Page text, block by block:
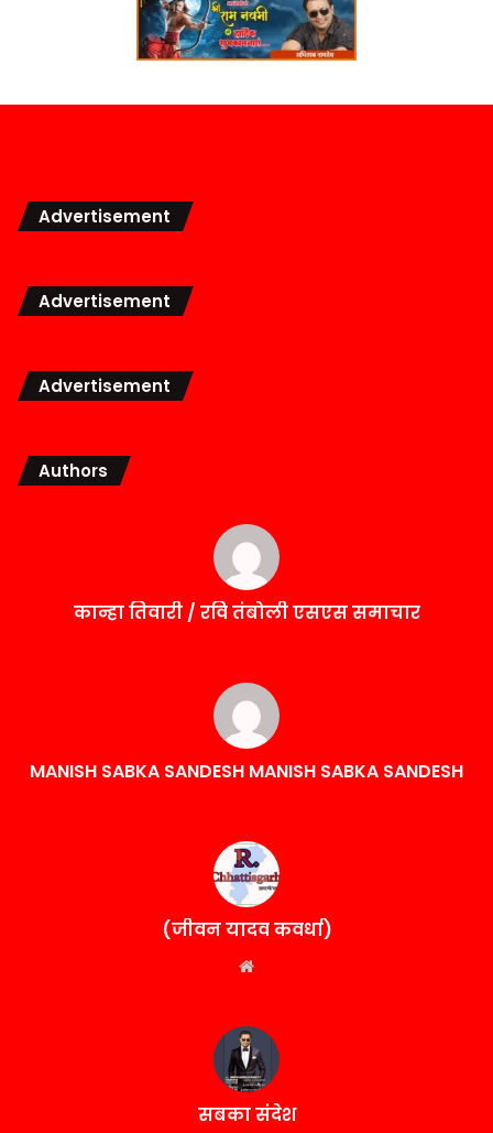
Advertisement
Advertisement
Advertisement
Authors
कान्हा तिवारी / रवि तंबोली एसएस समाचार
MANISH SABKA SANDESH MANISH SABKA SANDESH
(जीवन यादव कवर्धा)
सबका संदेश